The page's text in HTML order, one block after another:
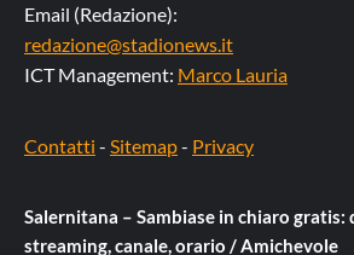
Email (Redazione):
redazione@stadionews.it
ICT Management: Marco Lauria
Contatti - Sitemap- Privacy
Salernitana – Sambiase in chiaro gratis:
streaming, canale, orario / Amichevole